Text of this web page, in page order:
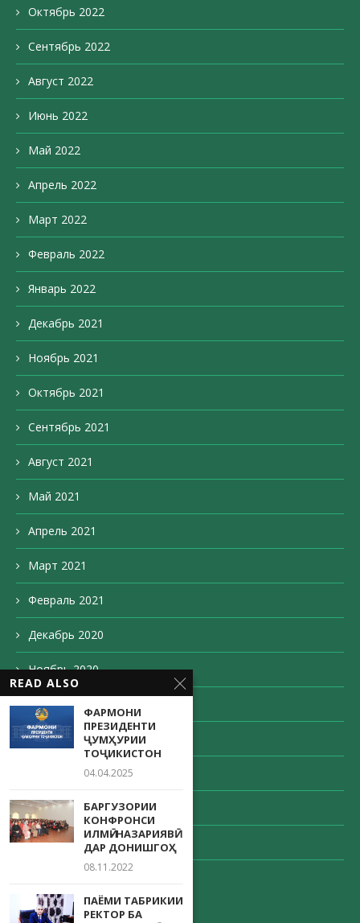
Октябрь 2022
Сентябрь 2022
Август 2022
Июнь 2022
Май 2022
Апрель 2022
Март 2022
Февраль 2022
Январь 2022
Декабрь 2021
Ноябрь 2021
Октябрь 2021
Сентябрь 2021
Август 2021
Май 2021
Апрель 2021
Март 2021
Февраль 2021
Декабрь 2020
Ноябрь 2020
Октябрь 2020
Сентябрь 2020
Август 2020
Май 2020
Апрель 2020
READ ALSO
ФАРМОНИ
ПРЕЗИДЕНТИ
ҶУМҲУРИИ
ТОҶИКИСТОН
04.04.2025
БАРГУЗОРИИ
КОНФРОНСИ
ИЛМӢ- НАЗАРИЯВӢ
ДАР ДОНИШГОҲ
08.11.2022
ПАЁМИ ТАБРИКИИ
РЕКТОР БА